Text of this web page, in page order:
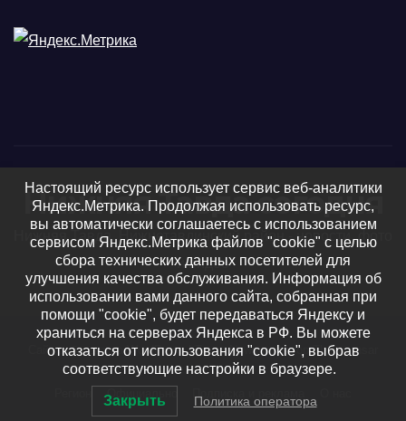
Нижняя Тавда сегодня
Нижняя Тавда, Нижнетавдинский район - новости, фото
и видео
Сайт работает на WordPress|Тема: Newsup, авторThemeansar
Официально Подписка и реклама
Настоящий ресурс использует сервис веб-аналитики
Яндекс.Метрика. Продолжая использовать ресурс,
вы автоматически соглашаетесь с использованием
сервисом Яндекс.Метрика файлов "cookie" с целью
сбора технических данных посетителей для
улучшения качества обслуживания. Информация об
использовании вами данного сайта, собранная при
помощи "cookie", будет передаваться Яндексу и
храниться на серверах Яндекса в РФ. Вы можете
отказаться от использования "cookie", выбрав
соответствующие настройки в браузере.
Закрыть Политика оператора